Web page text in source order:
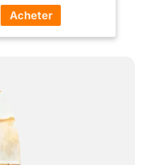
permet de cuisiner pour
8.Cuisson jusqu'à 55%
EN MÊME TEMPS :
grilles pour offrir 4
niveaux et cuisiner le
double d'ingrédients. Les
ventilateurs arrière